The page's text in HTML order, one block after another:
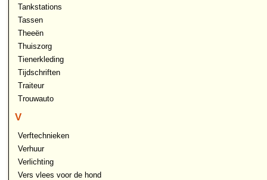
Tankstations
Tassen
Theeën
Thuiszorg
Tienerkleding
Tijdschriften
Traiteur
Trouwauto
V
Verftechnieken
Verhuur
Verlichting
Vers vlees voor de hond